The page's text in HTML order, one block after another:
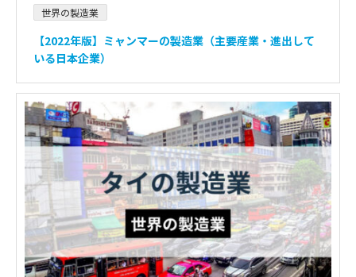
世界の製造業
【2022年版】ミャンマーの製造業（主要産業・進出して
いる日本企業）